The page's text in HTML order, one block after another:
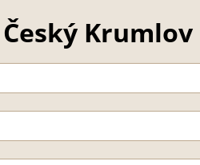
Krumlov